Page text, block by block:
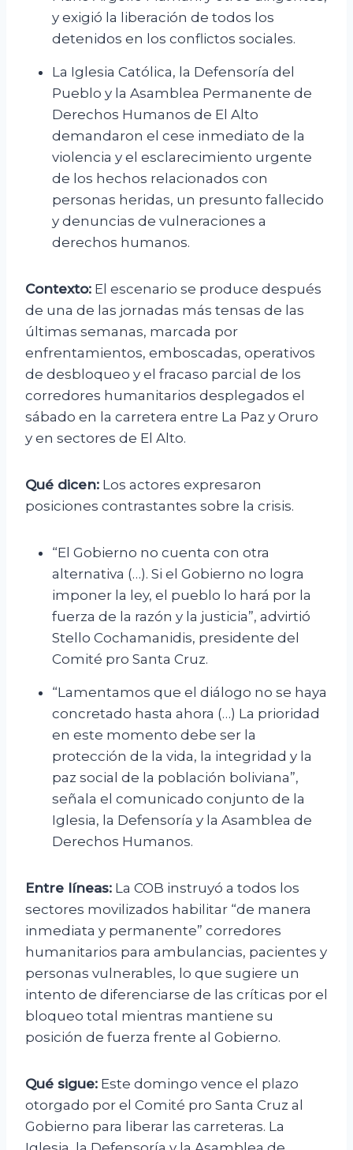
y exigió la liberación de todos los
detenidos en los conflictos sociales.
La Iglesia Católica, la Defensoría del
Pueblo y la Asamblea Permanente de
Derechos Humanos de El Alto
demandaron el cese inmediato de la
violencia y el esclarecimiento urgente
de los hechos relacionados con
personas heridas, un presunto fallecido
y denuncias de vulneraciones a
derechos humanos.
Contexto: El escenario se produce después
de una de las jornadas más tensas de las
últimas semanas, marcada por
enfrentamientos, emboscadas, operativos
de desbloqueo y el fracaso parcial de los
corredores humanitarios desplegados el
sábado en la carretera entre La Paz y Oruro
y en sectores de El Alto.
Qué dicen: Los actores expresaron
posiciones contrastantes sobre la crisis.
“El Gobierno no cuenta con otra
alternativa (…). Si el Gobierno no logra
imponer la ley, el pueblo lo hará por la
fuerza de la razón y la justicia”, advirtió
Stello Cochamanidis, presidente del
Comité pro Santa Cruz.
“Lamentamos que el diálogo no se haya
concretado hasta ahora (…) La prioridad
en este momento debe ser la
protección de la vida, la integridad y la
paz social de la población boliviana”,
señala el comunicado conjunto de la
Iglesia, la Defensoría y la Asamblea de
Derechos Humanos.
Entre líneas: La COB instruyó a todos los
sectores movilizados habilitar “de manera
inmediata y permanente” corredores
humanitarios para ambulancias, pacientes y
personas vulnerables, lo que sugiere un
intento de diferenciarse de las críticas por el
bloqueo total mientras mantiene su
posición de fuerza frente al Gobierno.
Qué sigue: Este domingo vence el plazo
otorgado por el Comité pro Santa Cruz al
Gobierno para liberar las carreteras. La